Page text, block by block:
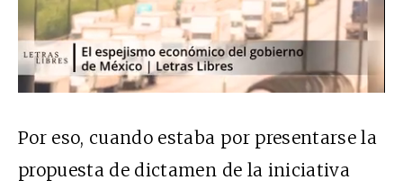
Por eso, cuando estaba por presentarse la
propuesta de dictamen de la iniciativa